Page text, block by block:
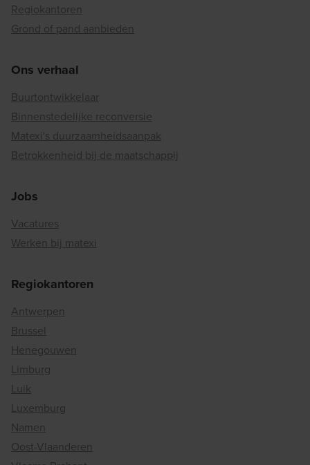
Regiokantoren
Grond of pand aanbieden
Ons verhaal
Buurtontwikkelaar
Binnenstedelijke reconversie
Matexi's duurzaamheidsaanpak
Betrokkenheid bij de maatschappij
Jobs
Vacatures
Werken bij matexi
Regiokantoren
Antwerpen
Brussel
Henegouwen
Limburg
Luik
Luxemburg
Namen
Oost-Vlaanderen